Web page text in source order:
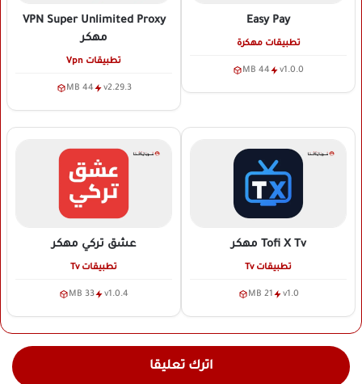
Easy Pay
تطبيقات مهكرة
v1.0.0
44 MB
VPN Super Unlimited Proxy
مهكر
تطبيقات Vpn
v2.29.3
44 MB
Tofi X Tv مهكر
تطبيقات Tv
v1.0
21 MB
عشق تركي مهكر
تطبيقات Tv
v1.0.4
33 MB
اترك تعليقا